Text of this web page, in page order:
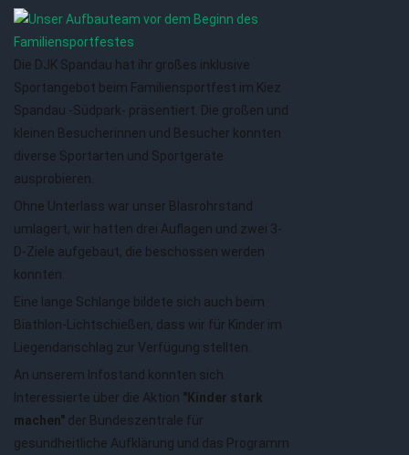
Die DJK Spandau hat ihr großes inklusive
Sportangebot beim Familiensportfest im Kiez
Spandau -Südpark- präsentiert. Die großen und
kleinen Besucherinnen und Besucher konnten
diverse Sportarten und Sportgeräte
ausprobieren.
Ohne Unterlass war unser Blasrohrstand
umlagert, wir hatten drei Auflagen und zwei 3-
D-Ziele aufgebaut, die beschossen werden
konnten.
Eine lange Schlange bildete sich auch beim
Biathlon-Lichtschießen, dass wir für Kinder im
Liegendanschlag zur Verfügung stellten.
An unserem Infostand konnten sich
Interessierte über die Aktion "Kinder stark
machen" der Bundeszentrale für
gesundheitliche Aufklärung und das Programm